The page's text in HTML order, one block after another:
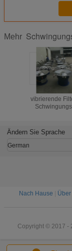
Mehr
vibrierende
von Partikel
von Pulver
Ändern Sie Sprache
German
Nach Hause
Copyright © 2017 -